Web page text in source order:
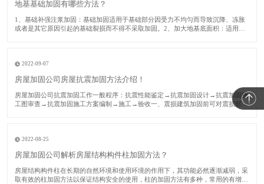
地基基础加固有哪些方法？
1​、基础补强注浆加固：基础加固适用于基础部分因受力不均匀而导致沉降、冻胀
或者是其它原因引起的基础裂损而不得不采取加固。2、加大地基底面积：适用于
2022-09-07
房屋加固公司房屋抗震加固方法介绍！
​房屋加固公司抗震加固工作一般程序：抗震性能鉴定→抗震加固设计→抗震加固施
工图审查→抗震加固施工方案编制→施工→验收一、震损建筑加固前可对震损部
2022-08-25
房屋加固公司解析房屋结构构件柱加固方法？
​房屋结构构件柱在长期的自然环境和使用环境的作用下，其功能必然逐渐减弱，采
取有效的柱加固方法以保证结构安全的使用，柱的加固方法有多种，常用的有增大